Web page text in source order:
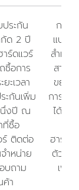
ประกัน
ด 2 ปี
ร์ดแวร์
ซื้อการ
ะเวลา
ะกันเพิ่ม
นึ่งปี ณ
ที่ซื้อ
ร์ ติดต่อ
ำหน่าย
บถาม
ค้า
การ
แบบจ
สำหรั
สามา
ขยาย
การรับ
ได้อี
ฮาร์ด
ตัวแท
เพื่อ